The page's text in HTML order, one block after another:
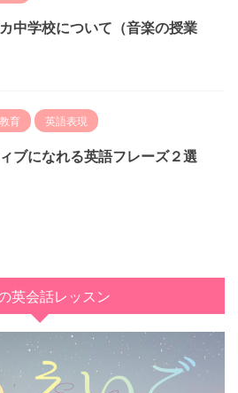
中学校について（音楽の授業
育 英語表現
ブになれる英語フレーズ２選
英会話レッスン